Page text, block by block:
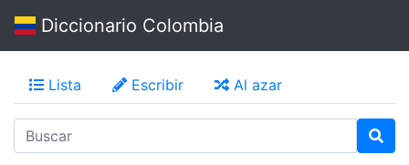
Diccionario Colombia
Lista Escribir Al azar